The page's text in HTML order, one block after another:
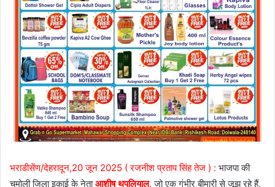
भराडीसेंण/देहरादून,20 जून 2025 ( रजनीश प्रताप सिंह तेज ) : भाजपा की
चमोली जिला इकाई के नेताआशीष थपलियाल,जो एक गंभीर बीमारी से जूझ रहे हैं,